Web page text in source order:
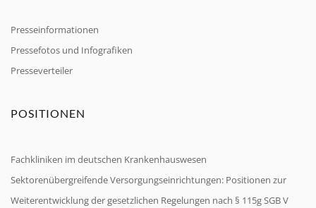
Presseinformationen
Pressefotos und Infografiken
Presseverteiler
POSITIONEN
Fachkliniken im deutschen Krankenhauswesen
Sektorenübergreifende Versorgungseinrichtungen: Positionen zur
Weiterentwicklung der gesetzlichen Regelungen nach § 115g SGB V